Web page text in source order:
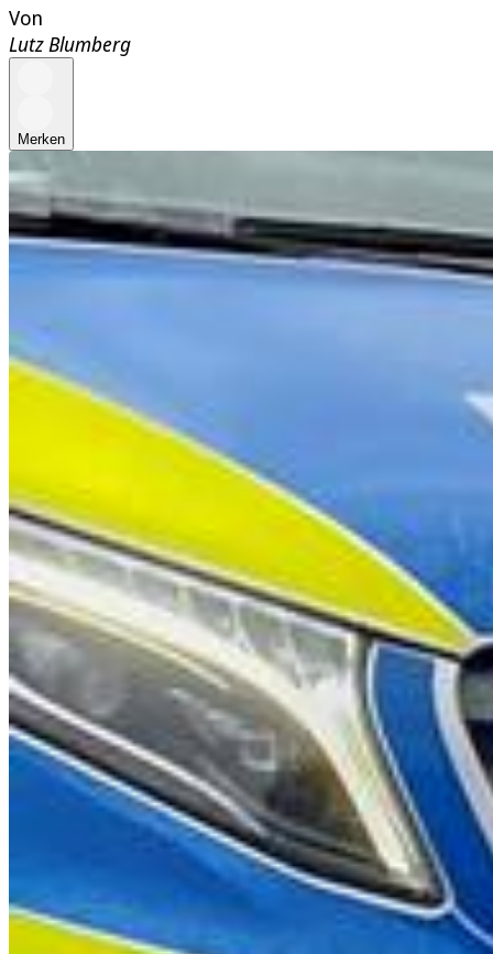
Von
Lutz Blumberg
Merken